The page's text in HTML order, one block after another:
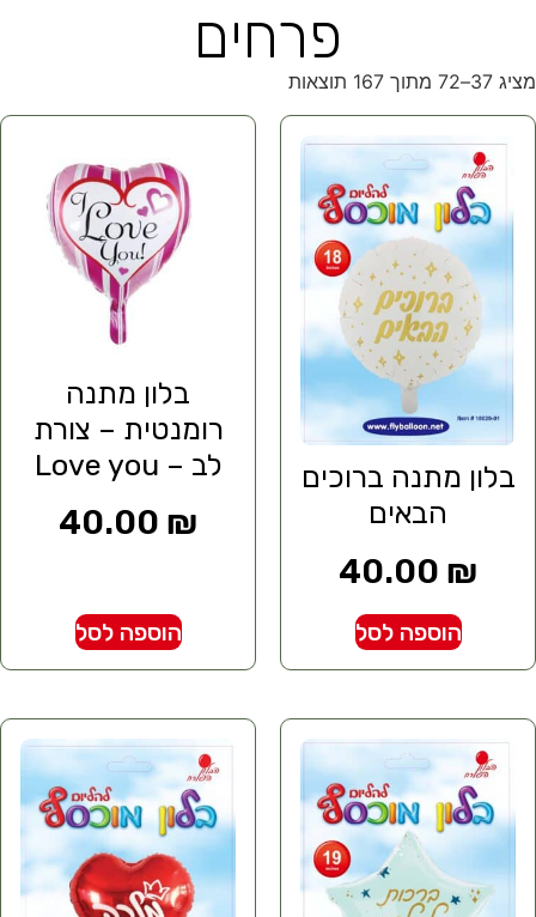
פרחים
מציג 37–72 מתוך 167 תוצאות
בלון מתנה ברוכים
הבאים
40.00 ₪
הוספה לסל
בלון מתנה
רומנטית – צורת
לב – Love you
40.00 ₪
הוספה לסל